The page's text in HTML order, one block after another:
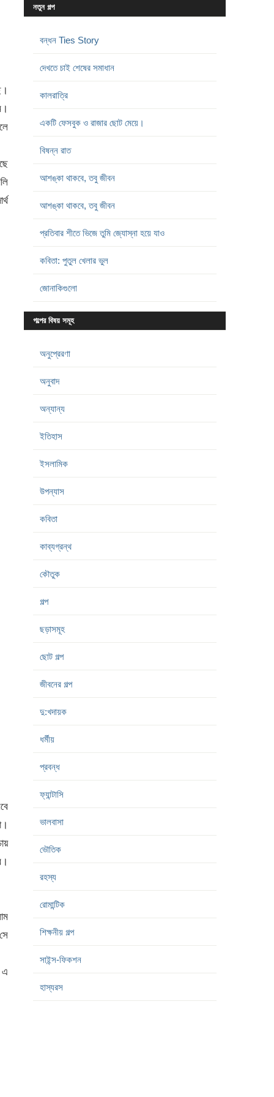
এ
নতুন গল্প
বন্ধন Ties Story
দেখতে চাই শেষের সমাধান
কালরাত্রি
একটি ফেসবুক ও রাজার ছোট মেয়ে।
বিষন্ন রাত
আশঙ্কা থাকবে, তবু জীবন
আশঙ্কা থাকবে, তবু জীবন
প্রতিবার শীতে ভিজে তুমি জ্যোস্না হয়ে যাও
কবিতা: পুতুল খেলার ভুল
জোনাকিগুলো
গল্পের বিষয় সমূহ
অনুপ্রেরণা
অনুবাদ
অন্যান্য
ইতিহাস
ইসলামিক
উপন্যাস
কবিতা
কাব্যগ্রন্থ
কৌতুক
গল্প
ছড়াসমূহ
ছোট গল্প
জীবনের গল্প
দু:খদায়ক
ধর্মীয়
প্রবন্ধ
ফ্যান্টাসি
ভালবাসা
ভৌতিক
রহস্য
রোমান্টিক
শিক্ষনীয় গল্প
সাইন্স-ফিকশন
হাস্যরস